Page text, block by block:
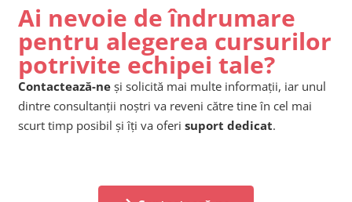
Ai nevoie de îndrumare
pentru alegerea cursurilor
potrivite echipei tale?
Contactează-ne și solicită mai multe informații, iar unul
dintre consultanții noștri va reveni către tine în cel mai
scurt timp posibil și îți va oferi suport dedicat.